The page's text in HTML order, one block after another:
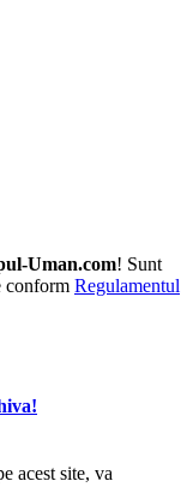
Uman.com! Sunt
conform Regulamentul
acest site, va